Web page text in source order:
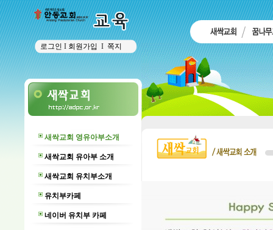
로그인 I 회원가입 I 쪽지
새싹교회 영유아부소개
새싹교회 유아부 소개
새싹교회 유치부소개
유치부카페
네이버 유치부 카페